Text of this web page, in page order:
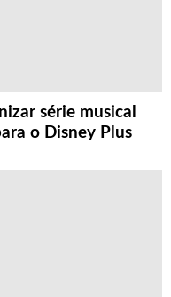
série musical
o Disney Plus